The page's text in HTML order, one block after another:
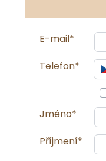
E-mail*
Telefon*
Jméno*
Příjmení*